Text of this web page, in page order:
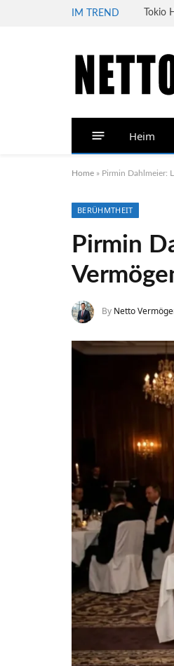
IM TREND Tokio
Heim
Home » Pirmin Dahlmeier:
BERÜHMTHEIT
Pirmin
By Netto